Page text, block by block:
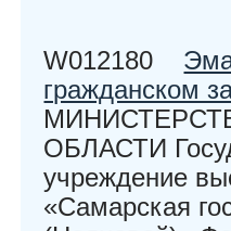
W012180
гражданском
ОБЛАСТИ
учреждение
«Самарская